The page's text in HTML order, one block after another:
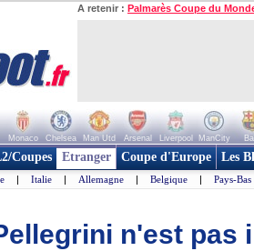
A retenir : Palmarès Coupe du
Monaco Chelsea Man Utd Arsenal Liverpool ManCity
Coupes Etranger Coupe d'Europe Les
| Italie | Allemagne | Belgique | Pays-Bas
n'est pas